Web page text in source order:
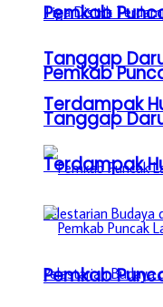
Pemkab
Tanggap
Terdampak
Pemkab
Pemkab
Tanggap
Terdampak